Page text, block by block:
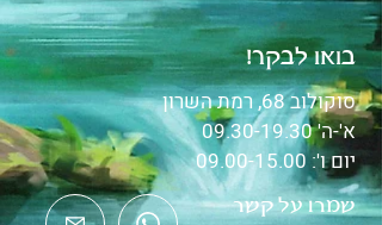
בואו לבקר!
סוקולוב 68, רמת השרון
א'-ה'09.30-19.30
יום ו': 09.00-15.00
שמרו על קשר